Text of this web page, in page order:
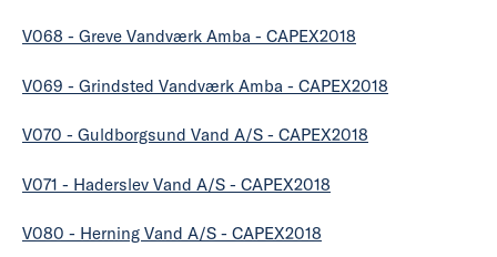
V068 - Greve Vandværk Amba - CAPEX2018
V069 - Grindsted Vandværk Amba - CAPEX2018
V070 - Guldborgsund Vand A/S - CAPEX2018
V071 - Haderslev Vand A/S - CAPEX2018
V080 - Herning Vand A/S - CAPEX2018